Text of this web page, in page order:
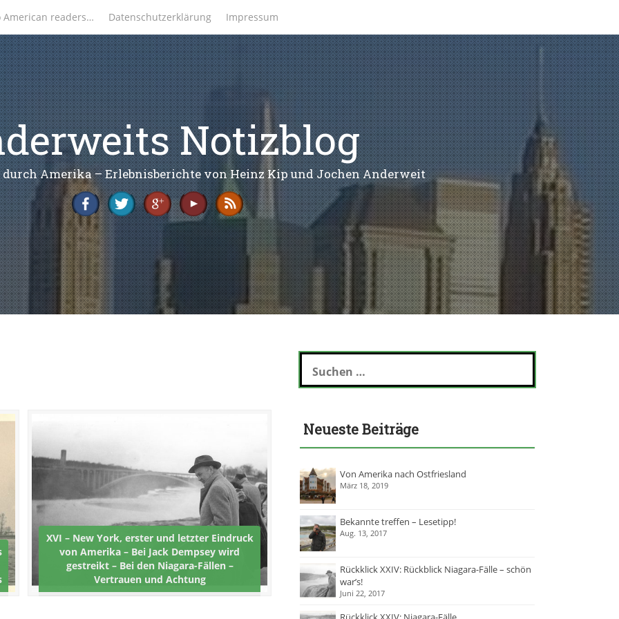
American readers… Datenschutzerklärung Impressum
Notizblog
Amerika – Erlebnisberichte von Heinz Kip und Jochen Anderweit
XVI – New York, erster und letzter Eindruck
von Amerika – Bei Jack Dempsey wird
gestreikt – Bei den Niagara-Fällen –
Vertrauen und Achtung
S
c
n
c
h
:
Neueste Beiträge
Von Amerika nach Ostfriesland
März 18, 2019
Bekannte treffen – Lesetipp!
Aug. 13, 2017
Rückklick XXIV: Rückblick Niagara-Fälle – schön
war’s!
Juni 22, 2017